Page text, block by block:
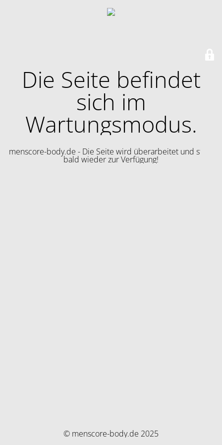
Die Seite befindet
sich im
Wartungsmodus.
menscore-body.de - Die Seite wird überarbeitet und steht
bald wieder zur Verfügung!
© menscore-body.de 2025